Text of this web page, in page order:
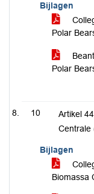
Bijlagen
Polar
Polar
10
Artikel
Centrale
Bijlagen
Biomassa